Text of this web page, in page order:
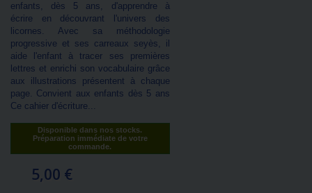
enfants, dès 5 ans, d'apprendre à
écrire en découvrant l'univers des
licornes. Avec sa méthodologie
progressive et ses carreaux seyès, il
aide l'enfant à tracer ses premières
lettres et enrichi son vocabulaire grâce
aux illustrations présentent à chaque
page. Convient aux enfants dès 5 ans
Ce cahier d'écriture...
Disponible dans nos stocks.
Préparation immédiate de votre
commande.
5,00 €